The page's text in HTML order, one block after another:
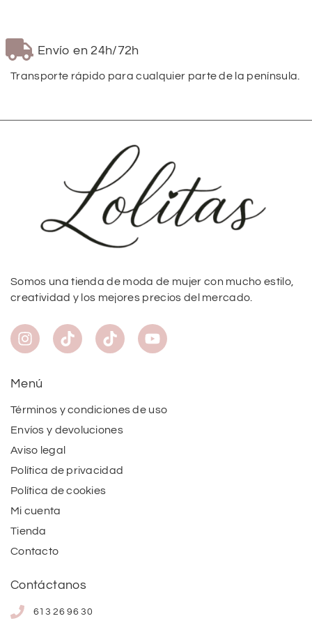
Envío en 24h/72h
Transporte rápido para cualquier parte de la península.
Somos una tienda de moda de mujer con mucho estilo,
creatividad y los mejores precios del mercado.
Menú
Términos y condiciones de uso
Envíos y devoluciones
Aviso legal
Política de privacidad
Política de cookies
Mi cuenta
Tienda
Contacto
Contáctanos
613 26 96 30